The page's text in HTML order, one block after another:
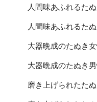
人間味あふれるた
人間味あふれるた
大器晩成のたぬき
大器晩成のたぬき
磨き上げられたた